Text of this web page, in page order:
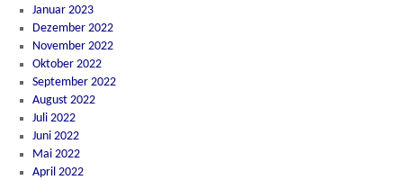
Januar 2023
Dezember 2022
November 2022
Oktober 2022
September 2022
August 2022
Juli 2022
Juni 2022
Mai 2022
April 2022